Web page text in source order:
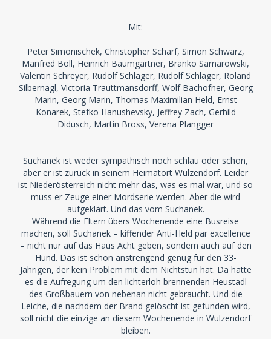
Mit:
Peter Simonischek, Christopher Schärf, Simon Schwarz,
Manfred Böll, Heinrich Baumgartner, Branko Samarowski,
Valentin Schreyer, Rudolf Schlager, Rudolf Schlager, Roland
Silbernagl, Victoria Trauttmansdorff, Wolf Bachofner, Georg
Marin, Georg Marin, Thomas Maximilian Held, Ernst
Konarek, Stefko Hanushevsky, Jeffrey Zach, Gerhild
Didusch, Martin Bross, Verena Plangger
Suchanek ist weder sympathisch noch schlau oder schön,
aber er ist zurück in seinem Heimatort Wulzendorf. Leider
ist Niederösterreich nicht mehr das, was es mal war, und so
muss er Zeuge einer Mordserie werden. Aber die wird
aufgeklärt. Und das vom Suchanek.
Während die Eltern übers Wochenende eine Busreise
machen, soll Suchanek – kiffender Anti-Held par excellence
– nicht nur auf das Haus Acht geben, sondern auch auf den
Hund. Das ist schon anstrengend genug für den 33-
Jährigen, der kein Problem mit dem Nichtstun hat. Da hätte
es die Aufregung um den lichterloh brennenden Heustadl
des Großbauern von nebenan nicht gebraucht. Und die
Leiche, die nachdem der Brand gelöscht ist gefunden wird,
soll nicht die einzige an diesem Wochenende in Wulzendorf
bleiben.